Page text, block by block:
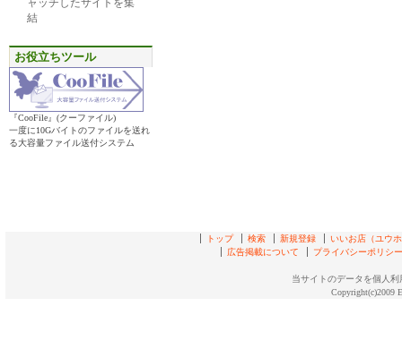
ャッチしたサイトを集
結
お役立ちツール
『CooFile』(クーファイル)
一度に10Gバイトのファイルを送れ
る大容量ファイル送付システム
トップ 検索 新規登録
いいお店（ユウ
広告掲載について
プライバシーポリシー
当サイトのデータを個人
Copyright(c)2009